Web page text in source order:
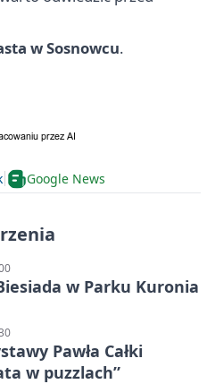
w Sosnowcu.
Google News
w Parku Kuronia
Pawła Całki
w puzzlach”